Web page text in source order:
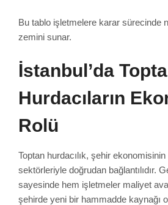
Bu tablo işletmelere karar sürecinde
zemini sunar.
İstanbul’da
Hurdacıların
Rolü
Toptan hurdacılık, şehir
sektörleriyle doğrudan bağlantılıdır.
sayesinde hem işletmeler maliyet
şehirde yeni bir hammadde kaynağı